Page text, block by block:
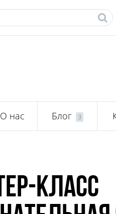
О нас Блог 3
класс